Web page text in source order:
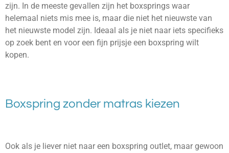
zijn. In de meeste gevallen zijn het boxsprings waar
helemaal niets mis mee is, maar die niet het nieuwste van
het nieuwste model zijn. Ideaal als je niet naar iets specifieks
op zoek bent en voor een fijn prijsje een boxspring wilt
kopen.
Boxspring zonder matras kiezen
Ook als je liever niet naar een boxspring outlet, maar gewoon